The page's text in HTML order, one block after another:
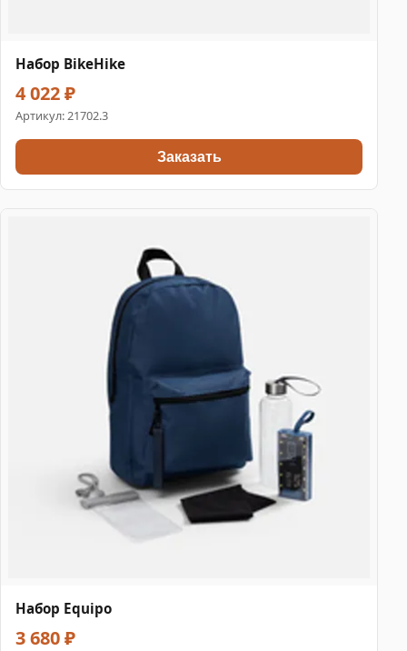
Набор BikeHike
4 022 ₽
Артикул:21702.3
Заказать
Набор Equipo
3 680 ₽